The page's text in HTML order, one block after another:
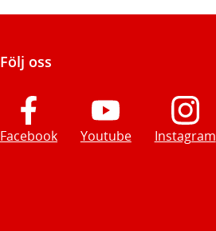
Följ oss
Facebook Youtube Instagram